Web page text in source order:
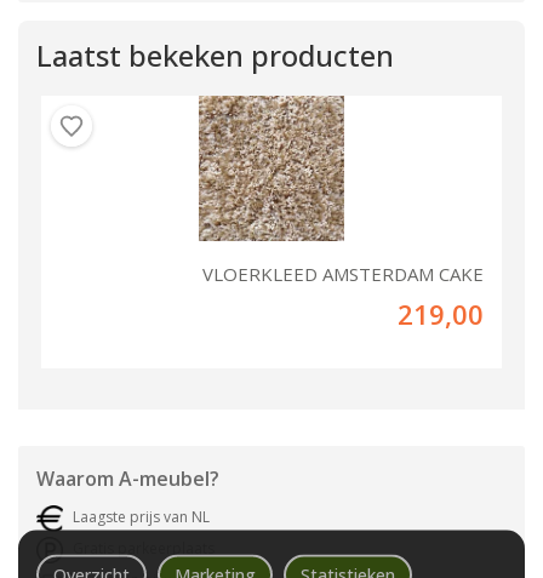
Laatst bekeken producten
VLOERKLEED AMSTERDAM CAKE
219,00
Waarom A-meubel?
Laagste prijs van NL